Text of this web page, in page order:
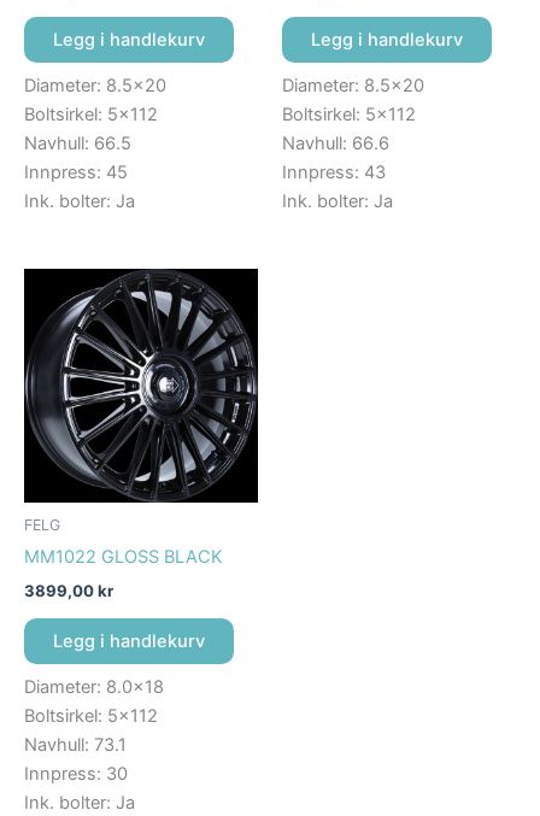
Legg i handlekurv
Diameter: 8.5×20
Boltsirkel: 5×112
Navhull: 66.5
Innpress: 45
Ink. bolter: Ja
Legg i handlekurv
Diameter: 8.5×20
Boltsirkel: 5×112
Navhull: 66.6
Innpress: 43
Ink. bolter: Ja
FELG
MM1022 GLOSS BLACK
3899,00kr
Legg i handlekurv
Diameter: 8.0×18
Boltsirkel: 5×112
Navhull: 73.1
Innpress: 30
Ink. bolter: Ja